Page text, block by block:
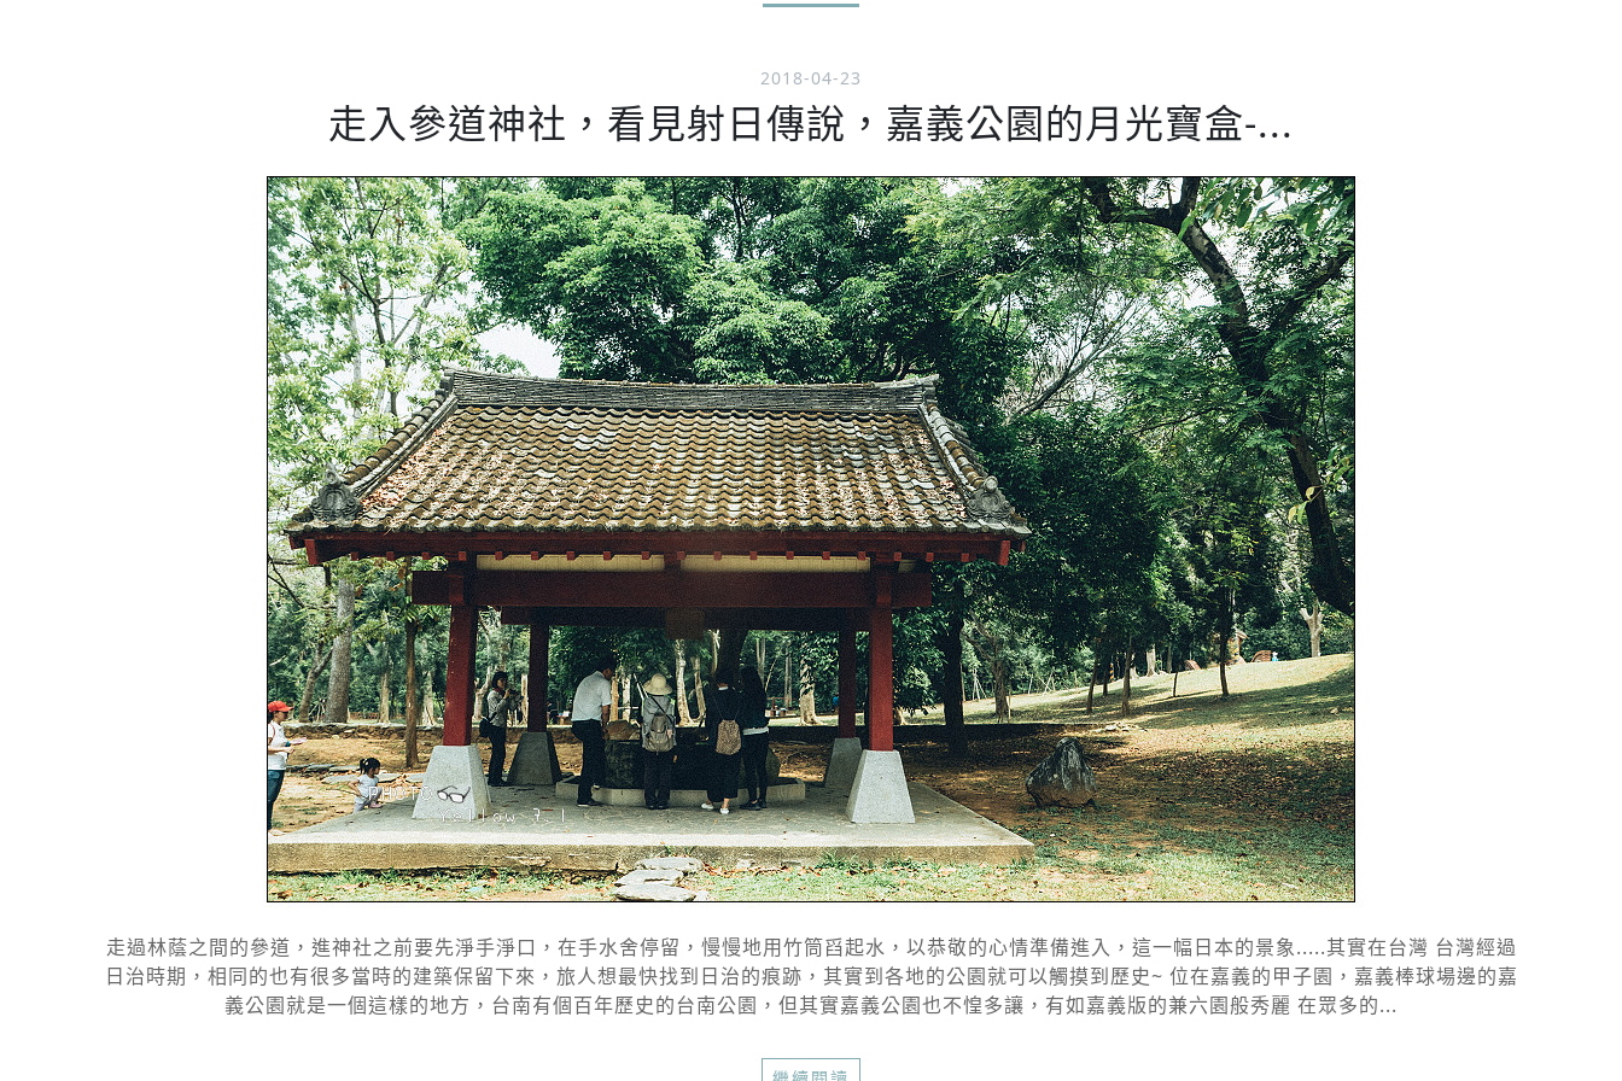
2018-04-23
走入參道神社，看見射日傳說，嘉義公園的月光寶盒-...
走過林蔭之間的參道，進神社之前要先淨手淨口，在手水舍停留，慢慢地用竹筒舀起水，以恭敬的心情準備進入，這一幅日本的景象.....其實在台灣 台灣經過
日治時期，相同的也有很多當時的建築保留下來，旅人想最快找到日治的痕跡，其實到各地的公園就可以觸摸到歷史~ 位在嘉義的甲子園，嘉義棒球場邊的嘉
義公園就是一個這樣的地方，台南有個百年歷史的台南公園，但其實嘉義公園也不惶多讓，有如嘉義版的兼六園般秀麗 在眾多的...